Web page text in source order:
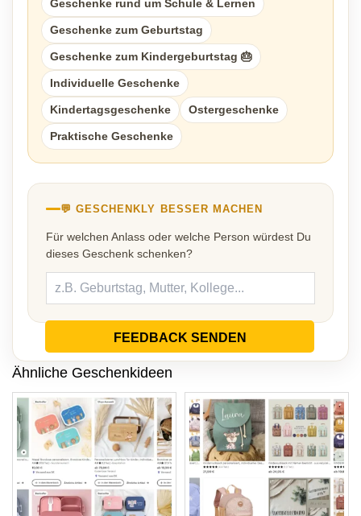
Geschenke rund um Schule & Lernen
Geschenke zum Geburtstag
Geschenke zum Kindergeburtstag 🎂
Individuelle Geschenke
Kindertagsgeschenke Ostergeschenke
Praktische Geschenke
💬 GESCHENKLY BESSER MACHEN
Für welchen Anlass oder welche Person würdest Du
dieses Geschenk schenken?
FEEDBACK SENDEN
Ähnliche Geschenkideen